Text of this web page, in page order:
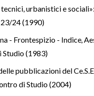
urbanistici e
24 (1990)
- Frontespizio - Indice,
Studio (1983)
pubblicazioni del
di Studio (2004)